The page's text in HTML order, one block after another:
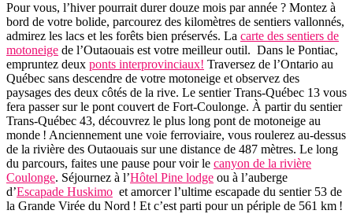
Pour vous, l’hiver pourrait durer douze mois par année ? Montez à
bord de votre bolide, parcourez des kilomètres de sentiers vallonnés,
admirez les lacs et les forêts bien préservés. La carte des sentiers de
motoneige de l’Outaouais est votre meilleur outil. Dans le Pontiac,
empruntez deux ponts interprovinciaux! Traversez de l’Ontario au
Québec sans descendre de votre motoneige et observez des
paysages des deux côtés de la rive. Le sentier Trans-Québec 13 vous
fera passer sur le pont couvert de Fort-Coulonge. À partir du sentier
Trans-Québec 43, découvrez le plus long pont de motoneige au
monde ! Anciennement une voie ferroviaire, vous roulerez au-dessus
de la rivière des Outaouais sur une distance de 487 mètres. Le long
du parcours, faites une pause pour voir le canyon de la rivière
Coulonge. Séjournez à l’Hôtel Pine lodge ou à l’auberge
d’Escapade Huskimo et amorcer l’ultime escapade du sentier 53 de
la Grande Virée du Nord ! Et c’est parti pour un périple de 561 km !